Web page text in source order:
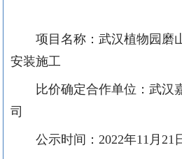
项目名称：武汉植物园磨
安装施工
比价确定合作单位：武汉
司
公示时间： 2022年11月 21